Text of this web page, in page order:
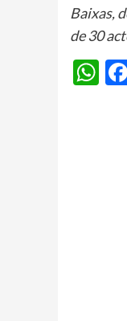
Baixas,
de 30